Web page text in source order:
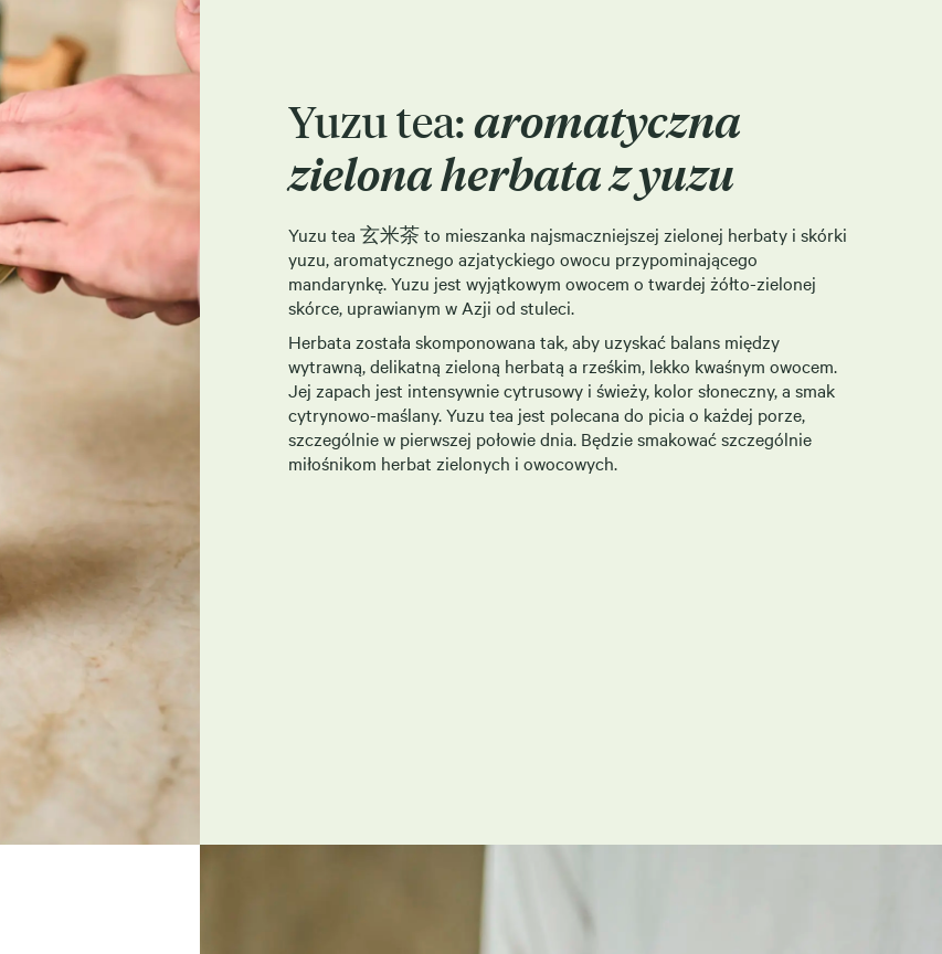
Yuzu tea:aromatyczna
zielona herbata z yuzu
Yuzu tea 玄米茶 to mieszanka najsmaczniejszej zielonej herbaty i skórki
yuzu, aromatycznego azjatyckiego owocu przypominającego
mandarynkę. Yuzu jest wyjątkowym owocem o twardej żółto-zielonej
skórce, uprawianym w Azji od stuleci.
Herbata została skomponowana tak, aby uzyskać balans między
wytrawną, delikatną zieloną herbatą a rześkim, lekko kwaśnym owocem.
Jej zapach jest intensywnie cytrusowy i świeży, kolor słoneczny, a smak
cytrynowo-maślany. Yuzu tea jest polecana do picia o każdej porze,
szczególnie w pierwszej połowie dnia. Będzie smakować szczególnie
miłośnikom herbat zielonych i owocowych.